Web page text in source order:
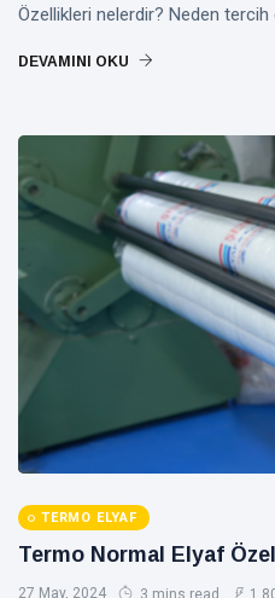
Özellikleri nelerdir? Neden tercih
DEVAMINI OKU
TERMO ELYAF
Termo Normal Elyaf
27 May, 2024 3 mins read